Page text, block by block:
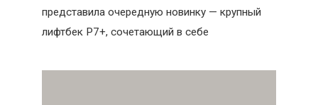
представила очередную новинку — крупный
лифтбек P7+, сочетающий в себе